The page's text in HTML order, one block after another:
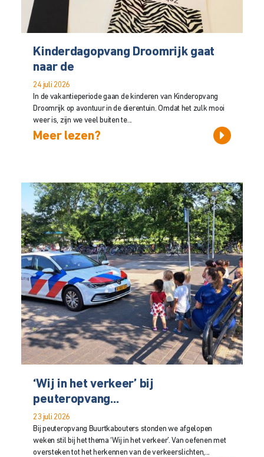
Kinderdagopvang Droomrijk gaat
naar de
24 juli 2026
In de vakantieperiode gaan de kinderen van Kinderopvang
Droomrijk op avontuur in de dierentuin. Omdat het zulk mooi
weer is, zijn we veel buiten te...
Meer lezen?
‘Wij in het verkeer’ bij
peuteropvang...
23 juli 2026
Bij peuteropvang Buurtkabouters stonden we afgelopen
weken stil bij het thema ‘Wij in het verkeer’. Van oefenen met
oversteken tot het herkennen van de verkeerslichten,...